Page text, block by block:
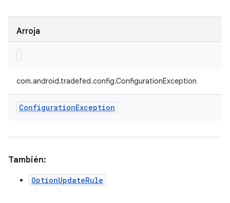
Arroja
com.android.tradefed.config.ConfigurationException
ConfigurationException
También:
OptionUpdateRule